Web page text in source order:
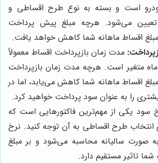
است و بسته به نوع طرح اقساطی و
تعیین می‌شود. هرچه مبلغ پیش پرداخت
اقساط ماهانه شما کاهش خواهد یافت.
مدت زمان بازپرداخت اقساط معمولاً
بین 12 تا 60 ماه متغیر است. هرچه مدت زمان بازپرداخت
اقساط ماهانه شما کاهش می‌یابد، اما در
را به عنوان سود پرداخت خواهید کرد.
سود یکی از مهم‌ترین فاکتورهایی است که
انتخاب طرح اقساطی به آن توجه کنید. نرخ
صورت سالیانه محاسبه می‌شود و بر مبلغ
شما تاثیر مستقیم دارد.